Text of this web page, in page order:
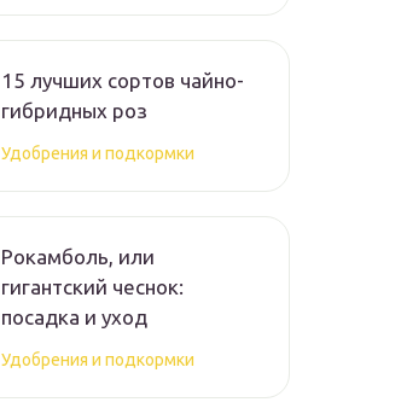
15 лучших сортов чайно-
гибридных роз
Удобрения и подкормки
Рокамболь, или
гигантский чеснок:
посадка и уход
Удобрения и подкормки